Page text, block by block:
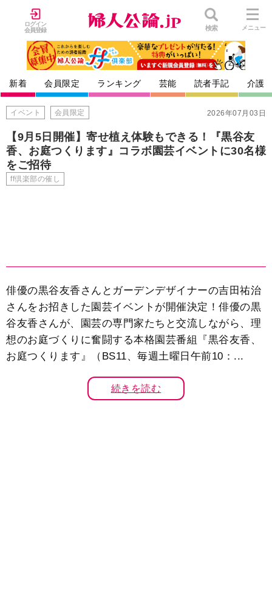
ログイン
会員登録
検索 メニュー
新着 会員限定 ランキング 芸能 読者手記 介護
2026年07月03日
イベント 会員限定
【9月5日開催】寄せ植え体験もできる！『黒谷友
香、お庭つくります』コラボ園芸イベントに30名様
をご招待
ff倶楽部の催し
俳優の黒谷友香さんとガーデンデザイナーの吉田祐治
さんをお招きした園芸イベントが開催決定！俳優の黒
谷友香さんが、園芸の専門家たちと交流しながら、理
想のお庭づくりに奮闘する本格園芸番組『黒谷友香、
お庭つくります』（BS11、毎週土曜日午前10：...
続きを読む